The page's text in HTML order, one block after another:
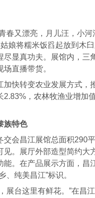
春又漂亮，月儿汪，小
娘将糯米饭舀起放到木
尽显真功夫。展馆内，三
直播带货。
加快转变农业发展方式，
2.83%，农林牧渔业增加
族特色
交会昌江展馆总面积290
见。展厅外部造型简约大
能。在产品展示方面，昌
、纯美昌江”标识。
展台这里有鲜花。”在昌